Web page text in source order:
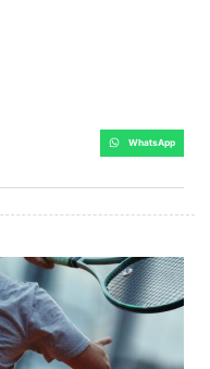
WhatsApp